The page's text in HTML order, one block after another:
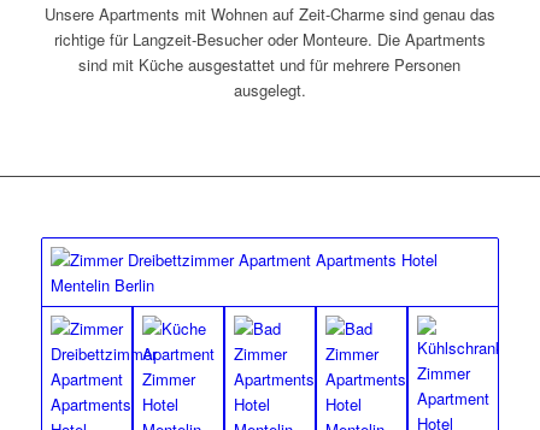
Unsere Apartments mit Wohnen auf Zeit-Charme sind genau das
richtige für Langzeit-Besucher oder Monteure. Die Apartments
sind mit Küche ausgestattet und für mehrere Personen
ausgelegt.